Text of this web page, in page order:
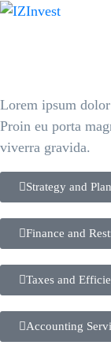
Lorem ipsum
Proin eu porta
viverra gravida.
Strategy and
Finance and
Taxes and
Accounting